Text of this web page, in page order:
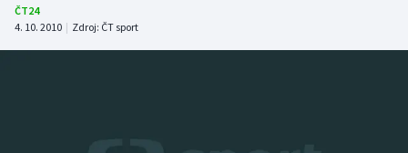
Atletika
ČT24
4. 10. 2010 | Zdroj: ČT sport